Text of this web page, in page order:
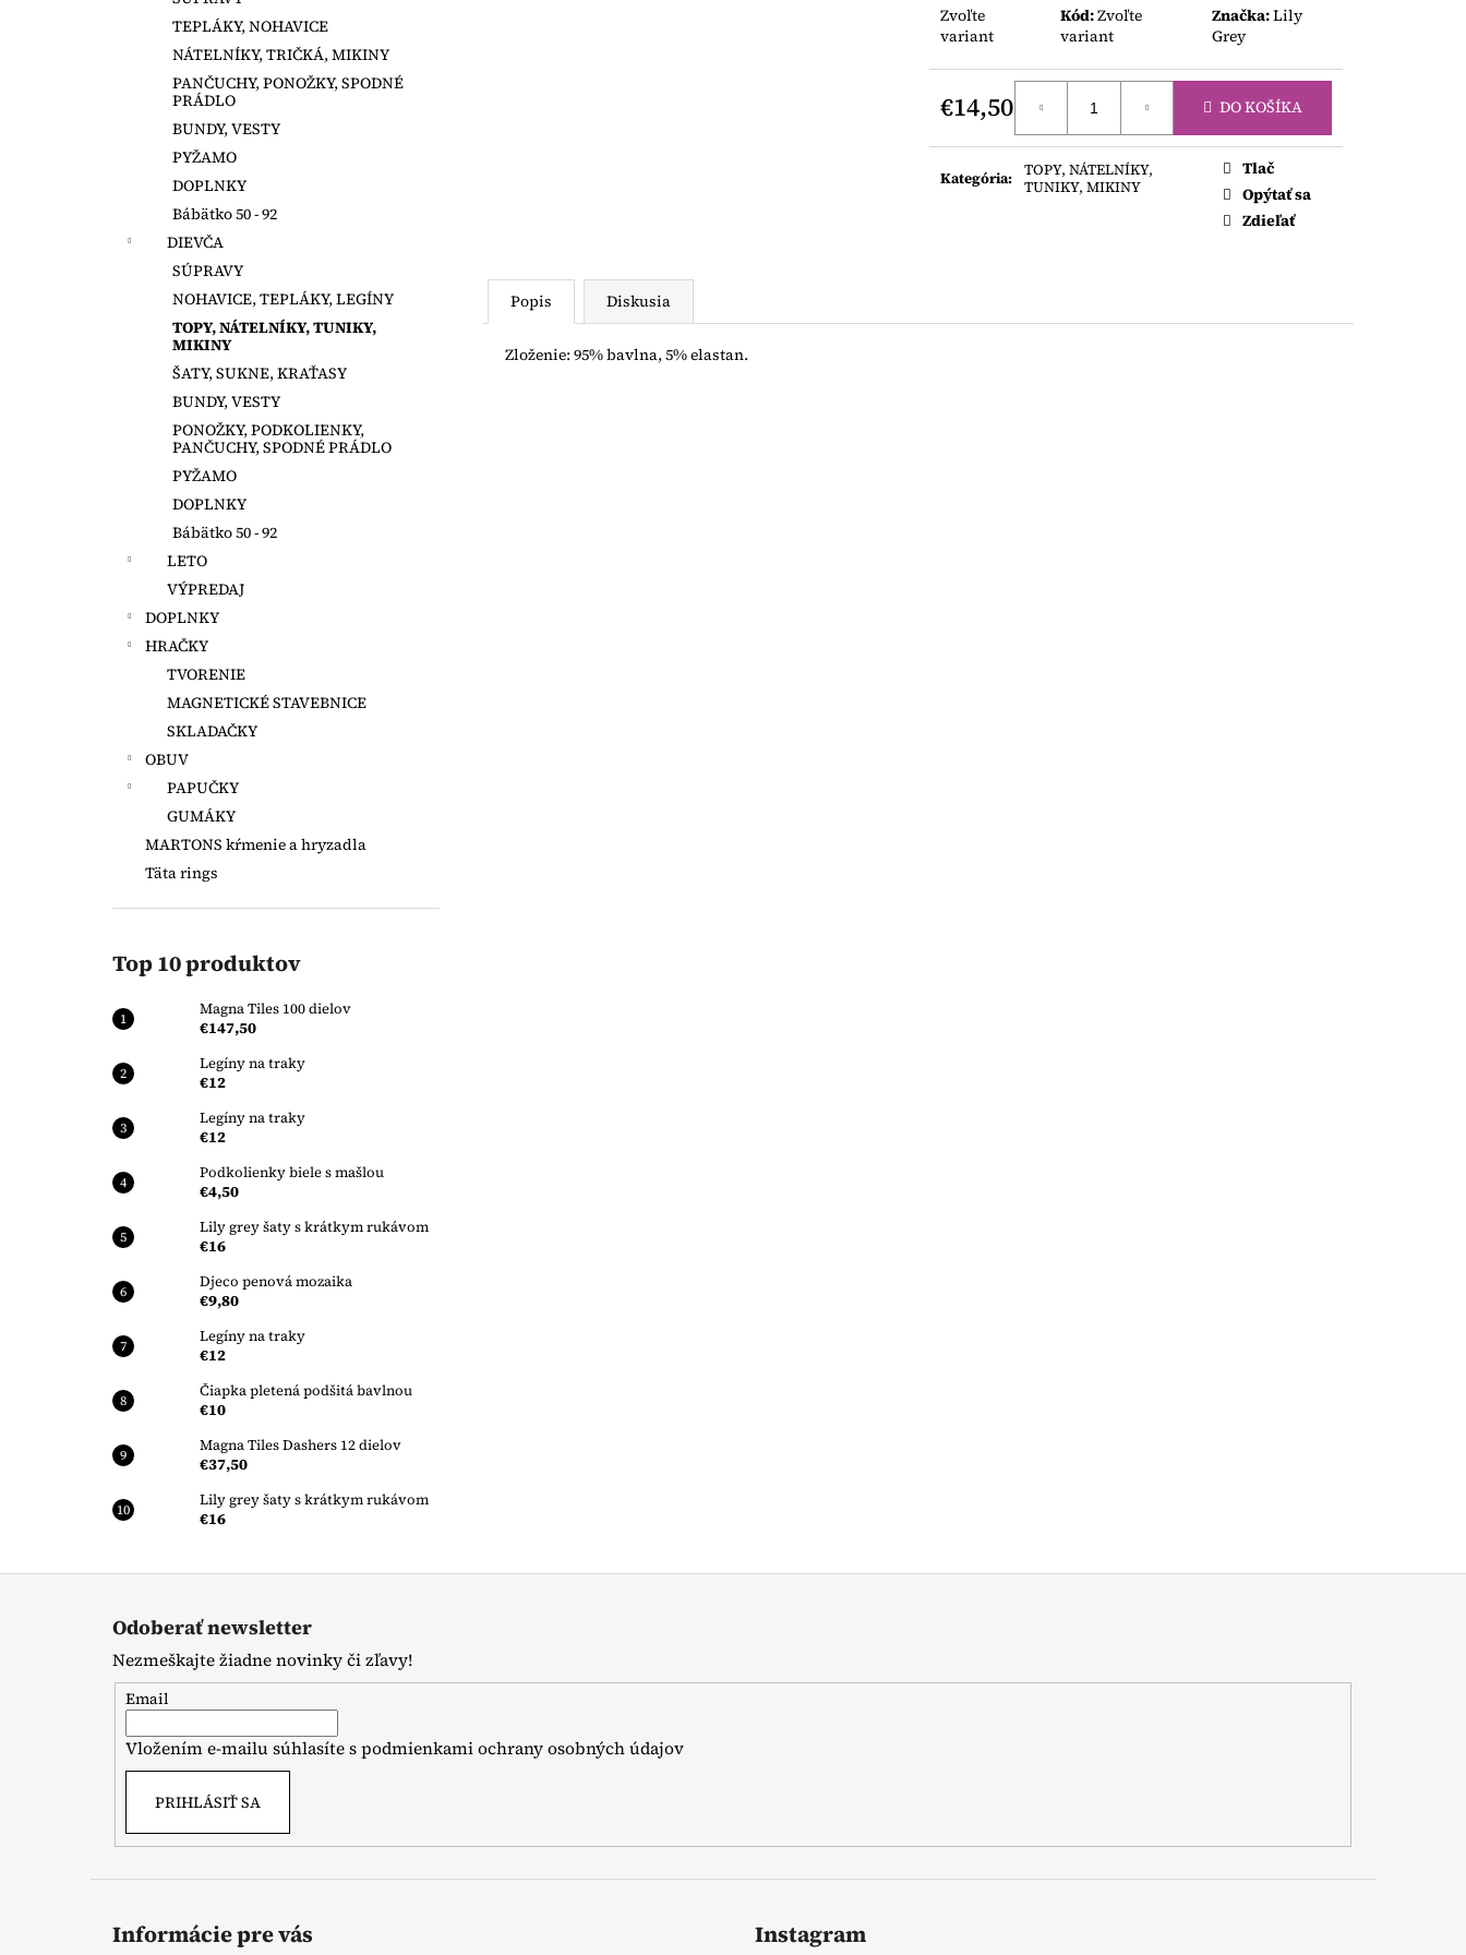
TEPLÁKY, NOHAVICE
NÁTELNÍKY, TRIČKÁ, MIKINY
PANČUCHY, PONOŽKY, SPODNÉ
PRÁDLO
BUNDY, VESTY
PYŽAMO
DOPLNKY
Bábätko 50 - 92
DIEVČA
SÚPRAVY
NOHAVICE, TEPLÁKY, LEGÍNY
TOPY, NÁTELNÍKY, TUNIKY,
MIKINY
ŠATY, SUKNE, KRAŤASY
BUNDY, VESTY
PONOŽKY, PODKOLIENKY,
PANČUCHY, SPODNÉ PRÁDLO
PYŽAMO
DOPLNKY
Bábätko 50 - 92
LETO
VÝPREDAJ
DOPLNKY
HRAČKY
TVORENIE
MAGNETICKÉ STAVEBNICE
SKLADAČKY
OBUV
PAPUČKY
GUMÁKY
MARTONS kŕmenie a hryzadla
Täta rings
Top 10 produktov
Magna Tiles 100 dielov
€147,50
Legíny na traky
€12
Legíny na traky
€12
Podkolienky biele s mašlou
€4,50
Lily grey šaty s krátkym rukávom
€16
Djeco penová mozaika
€9,80
Legíny na traky
€12
Čiapka pletená podšitá bavlnou
€10
Magna Tiles Dashers 12 dielov
€37,50
Lily grey šaty s krátkym rukávom
€16
Zvoľte
variant
Kód:Zvoľte
variant
Značka:Lily
Grey
€14,50
Jednotková
cena:
DO KOŠÍKA
Kategória:
TOPY, NÁTELNÍKY,
TUNIKY, MIKINY
Tlač
Opýtať sa
Zdieľať
Popis Diskusia
Zloženie: 95% bavlna, 5% elastan.
€147,50
Odoberať newsletter
Nezmeškajte žiadne novinky či zľavy!
Email
Vložením e-mailu súhlasíte spodmienkami ochrany osobných údajov
PRIHLÁSIŤ SA
Informácie pre vás Instagram